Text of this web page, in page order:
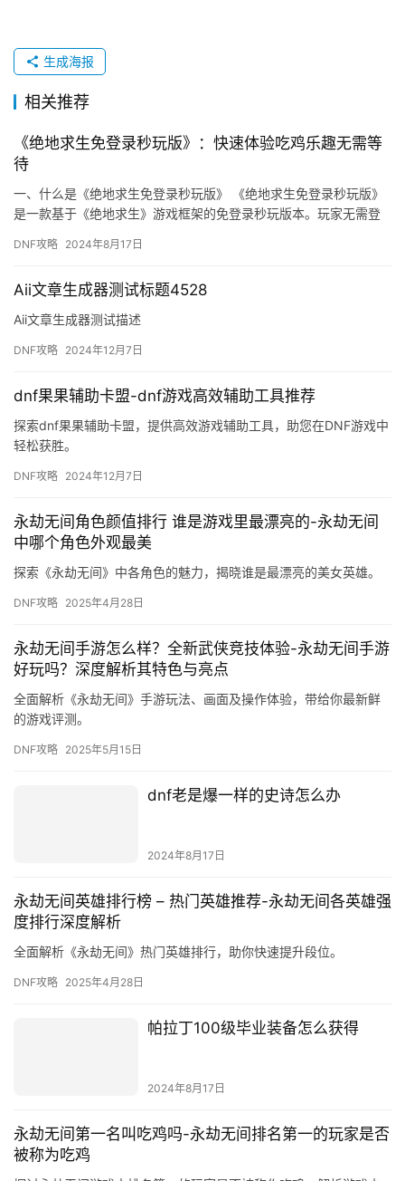
生成海报
相关推荐
《绝地求生免登录秒玩版》：快速体验吃鸡乐趣无需等
待
一、什么是《绝地求生免登录秒玩版》 《绝地求生免登录秒玩版》
是一款基于《绝地求生》游戏框架的免登录秒玩版本。玩家无需登
DNF攻略 2024年8月17日
Aii文章生成器测试标题4528
Aii文章生成器测试描述
DNF攻略 2024年12月7日
dnf果果辅助卡盟-dnf游戏高效辅助工具推荐
探索dnf果果辅助卡盟，提供高效游戏辅助工具，助您在DNF游戏中
轻松获胜。
DNF攻略 2024年12月7日
永劫无间角色颜值排行 谁是游戏里最漂亮的-永劫无间
中哪个角色外观最美
探索《永劫无间》中各角色的魅力，揭晓谁是最漂亮的美女英雄。
DNF攻略 2025年4月28日
永劫无间手游怎么样？全新武侠竞技体验-永劫无间手游
好玩吗？深度解析其特色与亮点
全面解析《永劫无间》手游玩法、画面及操作体验，带给你最新鲜
的游戏评测。
DNF攻略 2025年5月15日
dnf老是爆一样的史诗怎么办
2024年8月17日
永劫无间英雄排行榜 – 热门英雄推荐-永劫无间各英雄强
度排行深度解析
全面解析《永劫无间》热门英雄排行，助你快速提升段位。
DNF攻略 2025年4月28日
帕拉丁100级毕业装备怎么获得
2024年8月17日
永劫无间第一名叫吃鸡吗-永劫无间排名第一的玩家是否
被称为吃鸡